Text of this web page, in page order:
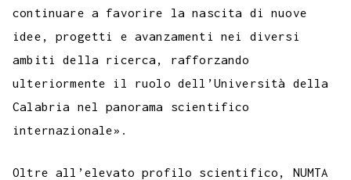
continuare a favorire la nascita di nuove
idee, progetti e avanzamenti nei diversi
ambiti della ricerca, rafforzando
ulteriormente il ruolo dell’Università della
Calabria nel panorama scientifico
internazionale».
Oltre all’elevato profilo scientifico, NUMTA